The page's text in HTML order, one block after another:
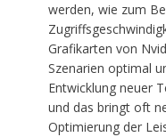
werden, wie zum
Grafikarten von
Szenarien optimal
Entwicklung neuer
und das bringt oft
Optimierung der